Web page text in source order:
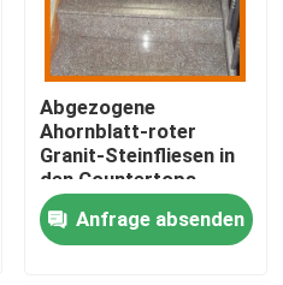
Abgezogene
Ahornblatt-roter
Granit-Steinfliesen in
den Countertops
Anfrage absenden